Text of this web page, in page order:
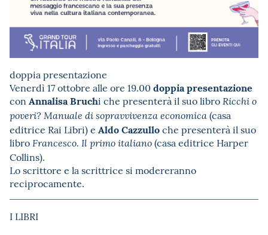
doppia presentazione
Venerdì 17 ottobre alle ore 19.00 doppia presentazione
con Annalisa Bruchi che presenterà il suo libroRicchi o
poveri? Manuale di sopravvivenza economica(casa
editrice Rai Libri) e Aldo Cazzulloche presenterà il suo
libroFrancesco. Il primo italiano(casa editrice Harper
Collins).
Lo scrittore e la scrittrice si modereranno
reciprocamente.
I LIBRI